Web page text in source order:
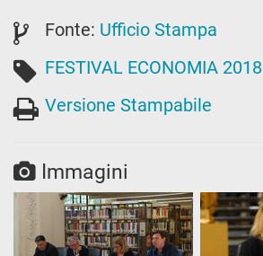
Fonte: Ufficio Stampa
FESTIVAL ECONOMIA 2018
Versione Stampabile
Immagini